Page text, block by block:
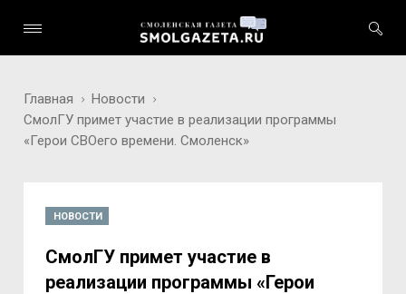
Главная
Новости
СмолГУ примет участие в реализации программы
«Герои СВОего времени. Смоленск»
НОВОСТИ
СмолГУ примет участие в
реализации программы «Герои